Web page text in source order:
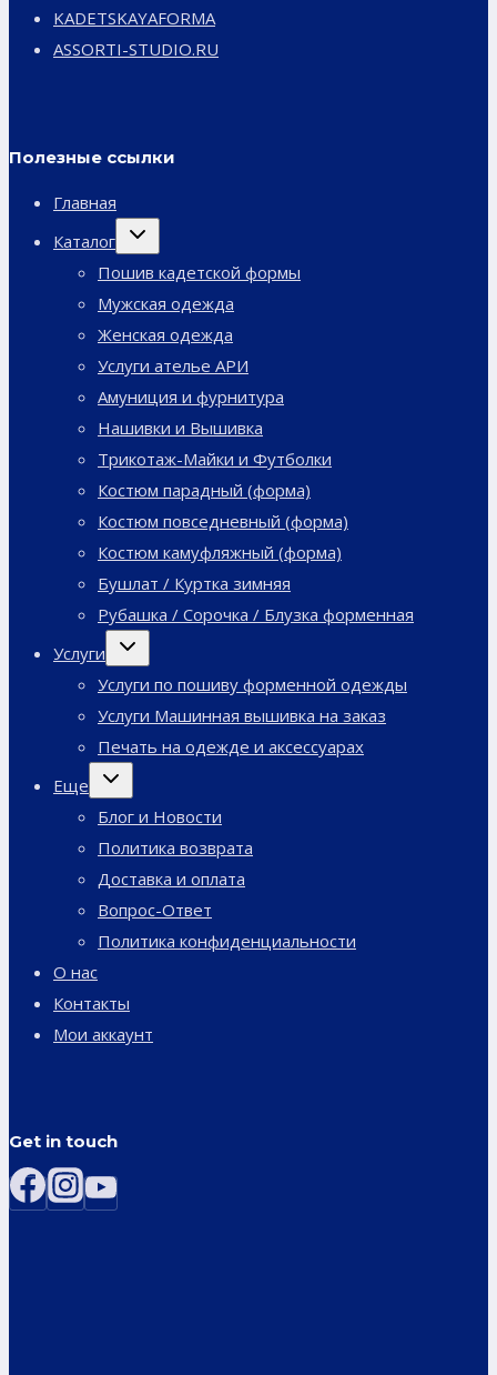
KADETSKAYAFORMA
ASSORTI-STUDIO.RU
Полезные ссылки
Главная
Каталог
Переключить
дочернее
Пошив кадетской формы
Мужская одежда
Женская одежда
Услуги ателье АРИ
Амуниция и фурнитура
Нашивки и Вышивка
Трикотаж-Майки и Футболки
Костюм парадный (форма)
Костюм повседневный (форма)
Костюм камуфляжный (форма)
Бушлат / Куртка зимняя
Рубашка / Сорочка / Блузка форменная
Услуги
Переключить
дочернее
Услуги по пошиву форменной одежды
Услуги Машинная вышивка на заказ
Печать на одежде и аксессуарах
Еще
Переключить
дочернее
Блог и Новости
Политика возврата
Доставка и оплата
Вопрос-Ответ
Политика конфиденциальности
О нас
Контакты
Мои аккаунт
Get in touch